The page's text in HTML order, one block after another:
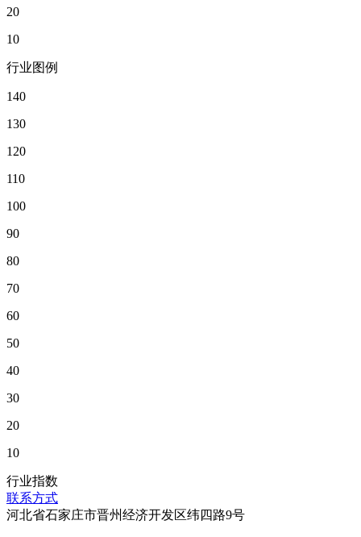
20
10
行业图例
140
130
120
110
100
90
80
70
60
50
40
30
20
10
行业指数
联系方式
河北省石家庄市晋州经济开发区纬四路9号